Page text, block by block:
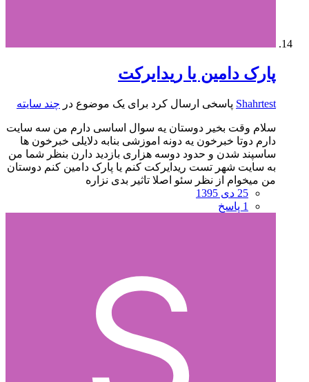
پارک دامین یا ریدایرکت
Shahrtest پاسخی ارسال کرد برای یک موضوع در چند سایته
سلام وقت بخیر دوستان یه سوال اساسی دارم من سه سایت
دارم دوتا خبرخون یه دونه اموزشی بنابه دلایلی خبرخون ها
ساسپند شدن و حدود دوسه هزاری بازدید دارن بنظر شما من
به سایت شهر تست ریدایرکت کنم یا پارک دامین کنم دوستان
من میخوام از نظر سئو اصلا تاثیر بدی نزاره
25 دی 1395
1 پاسخ